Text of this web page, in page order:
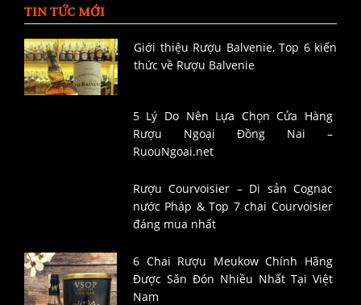
TIN TỨC MỚI
Giới thiệu Rượu Balvenie, Top 6 kiến
thức về Rượu Balvenie
5 Lý Do Nên Lựa Chọn Cửa Hàng
Rượu Ngoại Đồng Nai –
RuouNgoai.net
Rượu Courvoisier – Di sản Cognac
nước Pháp & Top 7 chai Courvoisier
đáng mua nhất
6 Chai Rượu Meukow Chính Hãng
Được Săn Đón Nhiều Nhất Tại Việt
Nam